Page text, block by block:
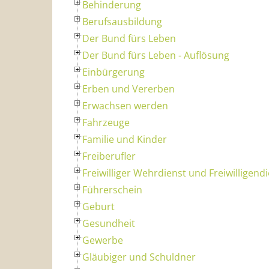
Behinderung
Berufsausbildung
Der Bund fürs Leben
Der Bund fürs Leben - Auflösung
Einbürgerung
Erben und Vererben
Erwachsen werden
Fahrzeuge
Familie und Kinder
Freiberufler
Freiwilliger Wehrdienst und
Führerschein
Geburt
Gesundheit
Gewerbe
Gläubiger und Schuldner